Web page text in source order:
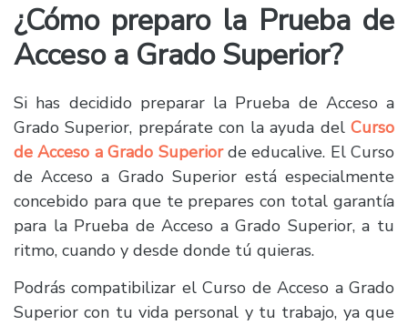
¿Cómo preparo la Prueba de
Acceso a Grado Superior?
Si has decidido preparar la Prueba de Acceso a
Grado Superior, prepárate con la ayuda del Curso
de Acceso a Grado Superior de educalive. El Curso
de Acceso a Grado Superior está especialmente
concebido para que te prepares con total garantía
para la Prueba de Acceso a Grado Superior, a tu
ritmo, cuando y desde donde tú quieras.
Podrás compatibilizar el Curso de Acceso a Grado
Superior con tu vida personal y tu trabajo, ya que